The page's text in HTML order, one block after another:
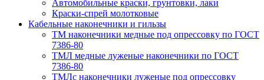
Автомобильные краски, грунтовки, лаки
Краски-спрей молотковые
Кабельные наконечники и гильзы
ТМ наконечники медные под опрессовку по ГОСТ
7386-80
ТМЛ медные луженые наконечники по ГОСТ
7386-80
ТМЛс наконечники луженые под опрессовку